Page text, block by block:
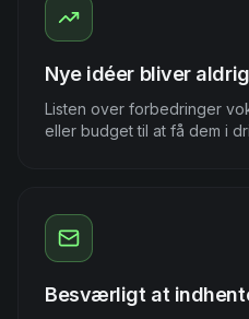
Nye idéer bliver
Listen over forbedringer
eller budget til at få dem i
Besværligt at